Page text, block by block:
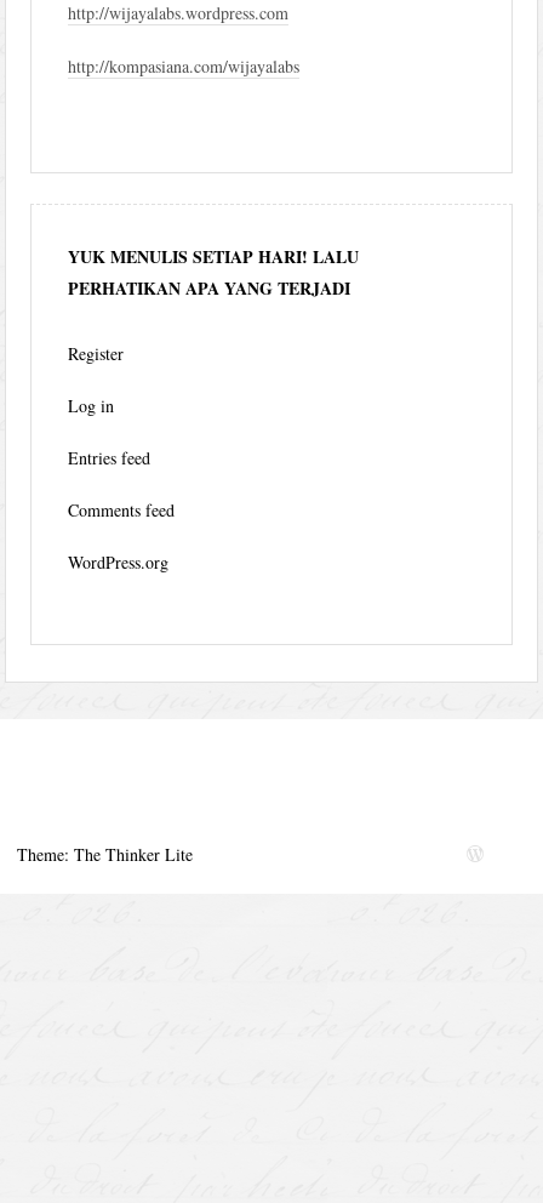
http://wijayalabs.wordpress.com
http://kompasiana.com/wijayalabs
YUK MENULIS SETIAP HARI! LALU
PERHATIKAN APA YANG TERJADI
Register
Log in
Entries feed
Comments feed
WordPress.org
Theme: The Thinker Lite